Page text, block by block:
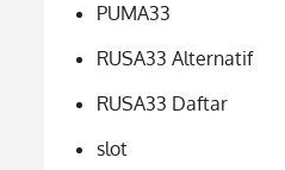
PUMA33
RUSA33 Alternatif
RUSA33 Daftar
slot